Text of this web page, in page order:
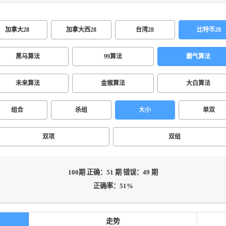
加拿大28 加拿大西28 台湾28 比特币28
黑马算法 99算法 霸气算法
未来算法 金猴算法 大白算法
组合 杀组 大小 单双
双项 双组
100期 正确：51 期 错误：49 期
正确率：51%
走势